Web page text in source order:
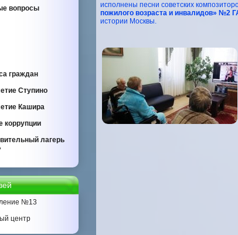
вопросы
граждан
Ступино
Кашира
коррупции
лагерь
№13
центр
исполнены песни советских
пожилого возраста и инвалидов» №2
истории Москвы.